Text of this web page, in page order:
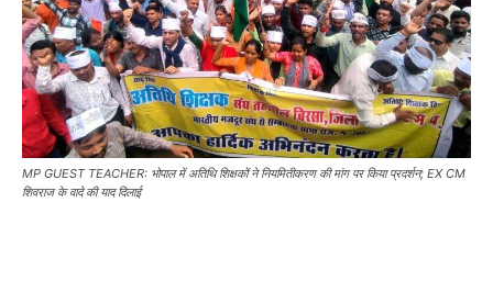
MP GUEST TEACHER: भोपाल में अतिथि शिक्षकों ने नियमितीकरण की मांग पर किया प्रदर्शन; EX CM
शिवराज के वादे की याद दिलाई